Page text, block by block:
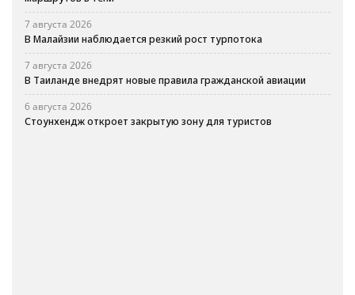
7 августа 2026
В Малайзии наблюдается резкий рост турпотока
7 августа 2026
В Таиланде внедрят новые правила гражданской авиации
6 августа 2026
Стоунхендж откроет закрытую зону для туристов